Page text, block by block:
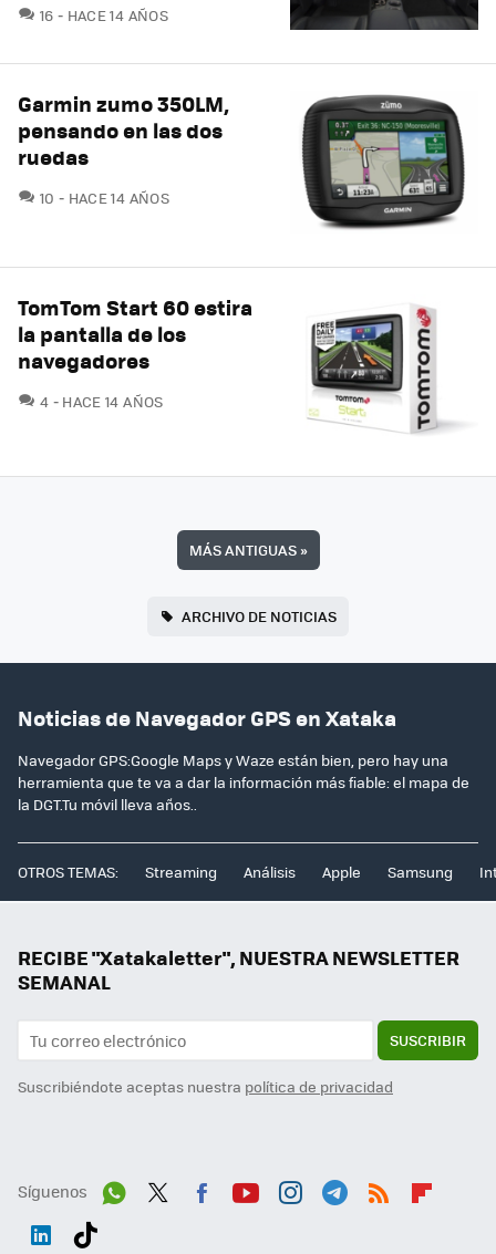
16 COMENTARIOS
HACE 14 AÑOS
Garmin zumo 350LM,
pensando en las dos
ruedas
10 COMENTARIOS
HACE 14 AÑOS
TomTom Start 60 estira
la pantalla de los
navegadores
4 COMENTARIOS
HACE 14 AÑOS
MÁS ANTIGUAS»
ARCHIVO DE NOTICIAS
Noticias de Navegador GPS en Xataka
Navegador GPS:Google Maps y Waze están bien, pero hay una
herramienta que te va a dar la información más fiable: el mapa de
la DGT.Tu móvil lleva años..
OTROS TEMAS: Streaming Análisis Apple Samsung
RECIBE "Xatakaletter", NUESTRA NEWSLETTER
SEMANAL
SUSCRIBIR
Suscribiéndote aceptas nuestra política de privacidad
Síguenos